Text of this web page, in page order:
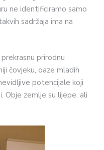
ne identificiramo samo
sadržaja ima na
prirodnu
čovjeku, oaze mladih
potencijale koji
Obje zemlje su lijepe, ali